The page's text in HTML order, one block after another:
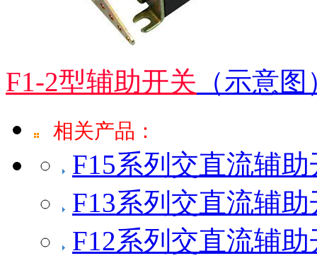
F1-2型辅助开关 （示意图
相关产品：
F15系列交直流辅助
F13系列交直流辅助
F12系列交直流辅助